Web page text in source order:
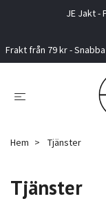
JE Jakt -
Frakt från 79 kr -
Hem Tjänster
Tjänster